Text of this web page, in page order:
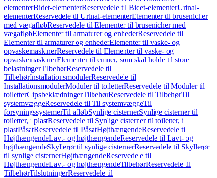
elementerBidet-elementerReservedele til Bidet-elementerUrinal-
elementerReservedele til Urinal-elementerElementer til brusenicher
med vægafløbReservedele til Elementer til brusenicher med
vægafløbElementer til armaturer og enhederReservedele til
Elementer til armaturer og enhederElementer til vaske- og
opvaskemaskinerReservedele til Elementer til vaske- og
opvaskemaskinerElementer til emner, som skal holde til store
belastningerTilbehørReservedele til
TilbehørInstallationsmodulerReservedele til
InstallationsmodulerModuler til toiletterReservedele til Moduler til
toiletterGipsbeklædningerTilbehørReservedele til TilbehørTil
systemvæggeReservedele til Til systemvæggeTil
forsyningssystemerTil afløbSynlige cisternerSynlige cisterner til
toiletter, i plastReservedele til Synlige cisterner til toiletter, i
plastPåsatReservedele til PåsatHøjthængendeReservedele til
HøjthængendeLavt- og højthængendeReservedele til Lavt- og
højthængendeSkyllerør til synlige cisternerReservedele til Skyllerør
til synlige cisternerHøjthængendeReservedele til
HøjthængendeLavt- og højthængendeTilbehørReservedele til
TilbehørTilslutningerReservedele til